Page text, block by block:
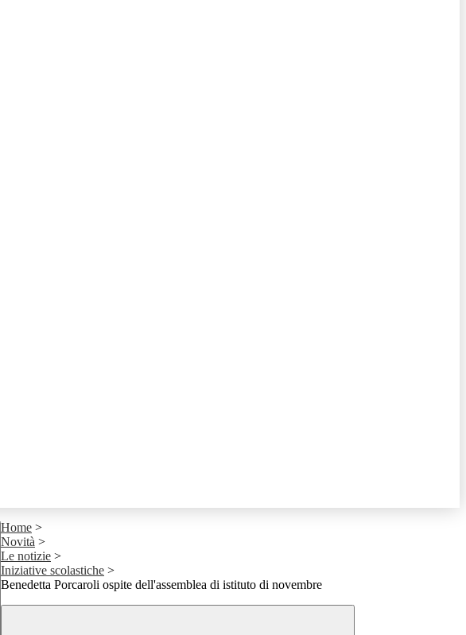
Home >
Novità >
Le notizie >
Iniziative scolastiche >
Benedetta Porcaroli ospite dell'assemblea di istituto di novembre